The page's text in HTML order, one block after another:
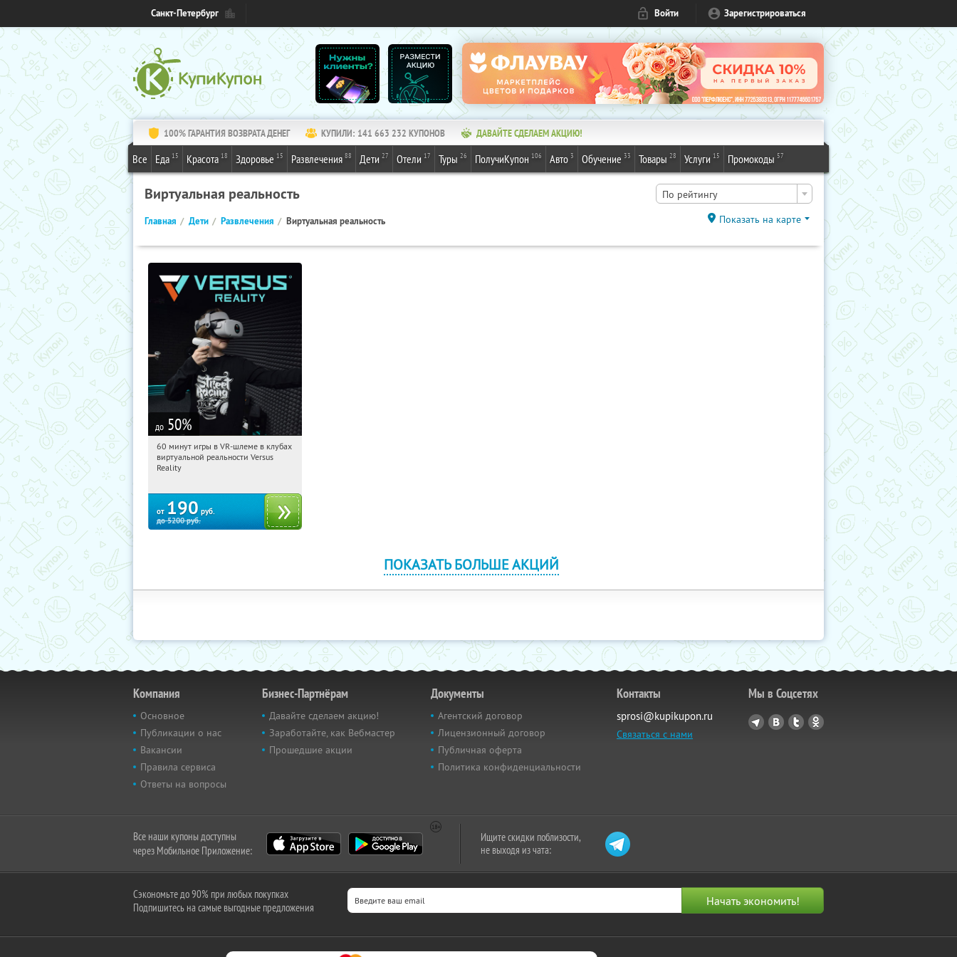
Санкт-Петербург Войти Зарегистрироваться
100% ГАРАНТИЯ ВОЗВРАТА ДЕНЕГ КУПИЛИ: 141 663 233 КУПОНОВ ДАВАЙТЕ СДЕЛАЕМ АКЦИЮ!
Все Еда 15 Красота 18 Здоровье 15 Развлечения 88 Дети 27 Отели 17 Туры 26 ПолучиКупон 106 Авто 3 Обучение 33 Товары 28 Услуги 15 Промокоды 57
Виртуальная реальность По рейтингу
Главная Дети Развлечения Виртуальная реальность Показать на карте
до 50%
16:10:32 Купили:13
Владимирская
60 минут игры в VR-шлеме в клубах
виртуальной реальности Versus
Reality
от 190 руб.
до5200руб.
ПОКАЗАТЬ БОЛЬШЕ АКЦИЙ
Компания
Основное
Публикации о нас
Вакансии
Правила сервиса
Ответы на вопросы
Бизнес-Партнёрам
Давайте сделаем акцию!
Заработайте, как Вебмастер
Прошедшие акции
Документы
Агентский договор
Лицензионный договор
Публичная оферта
Политика конфиденциальности
Контакты
sprosi@kupikupon.ru
Связаться с нами
Мы в Соцсетях
Все наши купоны доступны
через Мобильное Приложение:
Ищите скидки поблизости,
не выходя из чата:
Сэкономьте до 90% при любых покупках
Подпишитесь на самые выгодные предложения